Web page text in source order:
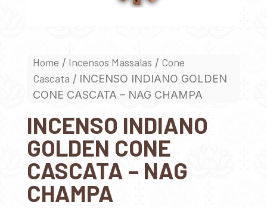
Home / Incensos Massalas / Cone
Cascata / INCENSO INDIANO GOLDEN
CONE CASCATA – NAG CHAMPA
INCENSO INDIANO
GOLDEN CONE
CASCATA – NAG
CHAMPA